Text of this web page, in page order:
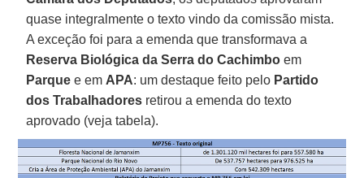
quase integralmente o texto vindo da comissão mista.
A exceção foi para a emenda que transformava a
Reserva Biológica da Serra do Cachimbo em
Parque e em APA: um destaque feito pelo Partido
dos Trabalhadores retirou a emenda do texto
aprovado (veja tabela).